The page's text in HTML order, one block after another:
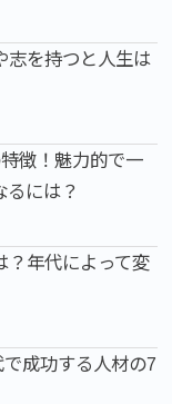
志を持つと人生は
徴！魅力的で一
るには？
？年代によって変
で成功する人材の7